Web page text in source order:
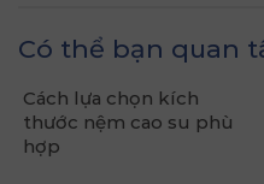
Có thể bạn quan
Cách lựa chọn kích
thước nệm cao su phù
hợp